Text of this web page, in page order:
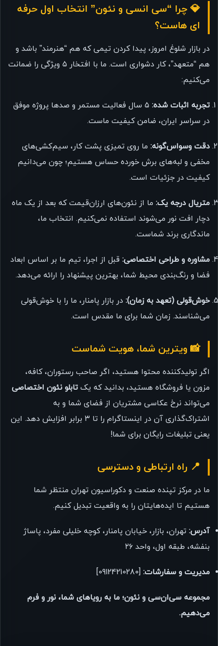
💎 چرا “سی انسی و نئون” انتخاب اول حرفه
ای هاست؟
در بازار شلوغ امروز، پیدا کردن تیمی که هم “هنرمند” باشد و
هم “متعهد”، کار دشواری است. ما با افتخار ۵ ویژگی را ضمانت
می‌کنیم:
تجربه اثبات شده:
۵ سال فعالیت مستمر و صدها پروژه موفق
در سراسر ایران، ضامن کیفیت ماست.
دقت وسواس‌گونه: ما روی تمیزی پشت کار، سیم‌کشی‌های
مخفی و لبه‌های برش خورده حساس هستیم؛ چون می‌دانیم
کیفیت در جزئیات است.
متریال درجه یک: ما از نئون‌های ارزان‌قیمت که بعد از یک ماه
دچار افت نور می‌شوند استفاده نمی‌کنیم. انتخاب ما،
ماندگاری برند شماست.
مشاوره و طراحی اختصاصی: قبل از اجرا، تیم ما بر اساس ابعاد
فضا و رنگ‌بندی محیط شما، بهترین پیشنهاد را ارائه می‌دهد.
خوش‌قولی (تعهد به زمان): در بازار پامنار، ما را با خوش‌قولی
می‌شناسند. زمان شما برای ما مقدس است.
📸 ویترین شما، هویت شماست
اگر تولیدکننده محتوا هستید، اگر صاحب رستوران، کافه،
مزون یا فروشگاه هستید، بدانید که یک تابلو نئون اختصاصی
می‌تواند نرخ عکاسی مشتریان از فضای شما و به
اشتراک‌گذاری آن در اینستاگرام را تا ۳ برابر افزایش دهد. این
یعنی تبلیغات رایگان برای شما!
📍 راه ارتباطی و دسترسی
ما در مرکز تپنده صنعت و دکوراسیون تهران منتظر شما
هستیم تا ایده‌هایتان را به واقعیت تبدیل کنیم.
آدرس: تهران، بازار، خیابان پامنار، کوچه خلیلی مفرد، پاساژ
بنفشه، طبقه اول، واحد ۲۶
مدیریت و سفارشات: [09124210280]
مجموعه سی‌ان‌سی و نئون؛ ما به رویاهای شما، نور و فرم
می‌دهیم.